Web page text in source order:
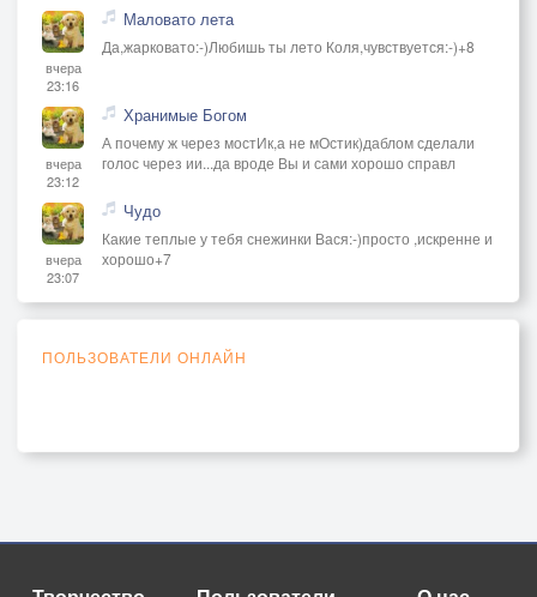
вчера
23:16
Маловато лета
Да,жарковато:-)Любишь ты лето Коля,чувствуется:-)+8
вчера
23:12
Хранимые Богом
А почему ж через мостИк,а не мОстик)даблом сделали
голос через ии...да вроде Вы и сами хорошо справл
вчера
23:07
Чудо
Какие теплые у тебя снежинки Вася:-)просто ,искренне и
хорошо+7
ПОЛЬЗОВАТЕЛИ ОНЛАЙН